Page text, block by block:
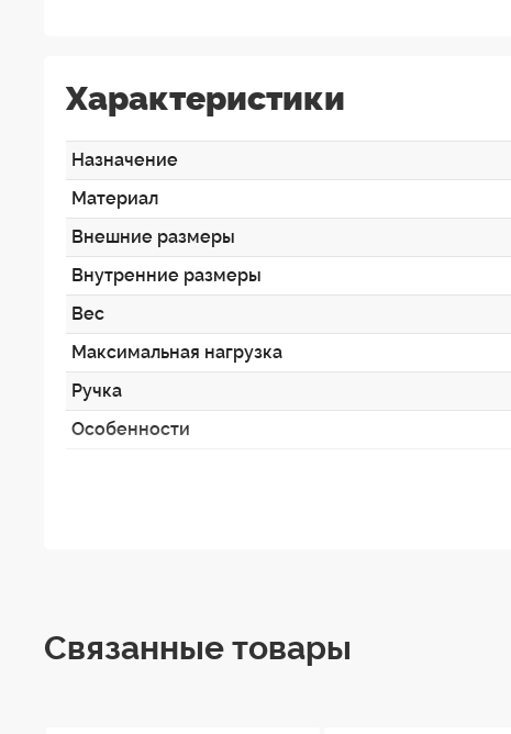
Характеристики
Назначение
Материал
Внешние размеры
Внутренние размеры
Вес
Максимальная нагрузка
Ручка
Особенности
Связанные товары